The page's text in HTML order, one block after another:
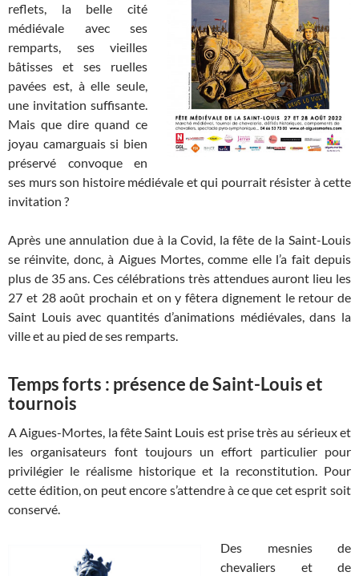
reflets, la belle cité
médiévale avec ses
remparts, ses vieilles
bâtisses et ses ruelles
pavées est, à elle seule,
une invitation suffisante.
Mais que dire quand ce
joyau camarguais si bien
préservé convoque en
ses murs son histoire médiévale et qui pourrait résister à cette
invitation ?
Après une annulation due à la Covid, la fête de la Saint-Louis
se réinvite, donc, à Aigues Mortes, comme elle l’a fait depuis
plus de 35 ans. Ces célébrations très attendues auront lieu les
27 et 28 août prochain et on y fêtera dignement le retour de
Saint Louis avec quantités d’animations médiévales, dans la
ville et au pied de ses remparts.
Temps forts : présence de Saint-Louis et
tournois
A Aigues-Mortes, la fête Saint Louis est prise très au sérieux et
les organisateurs font toujours un effort particulier pour
privilégier le réalisme historique et la reconstitution. Pour
cette édition, on peut encore s’attendre à ce que cet esprit soit
conservé.
Des mesnies de
chevaliers et de